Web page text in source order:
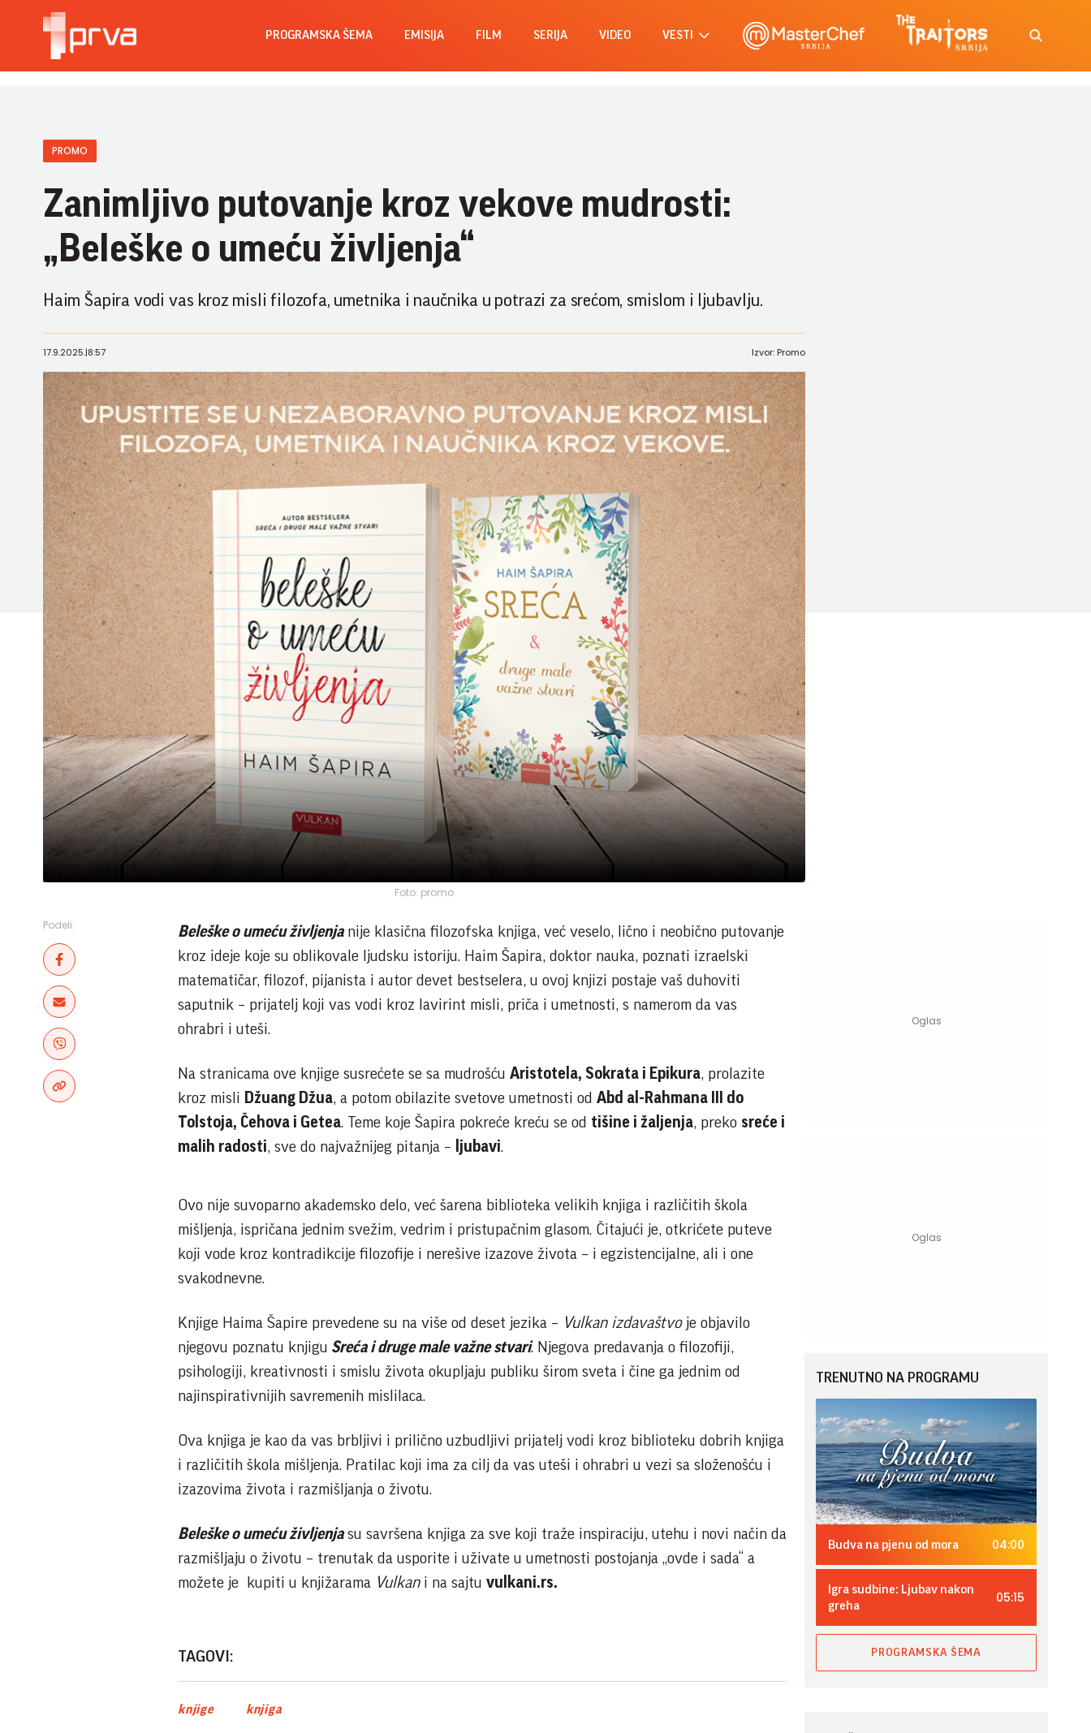
PROGRAMSKA ŠEMA EMISIJA FILM SERIJA VIDEO VESTI
PROMO
Zanimljivo putovanje kroz vekove mudrosti:
„Beleške o umeću življenja“
Haim Šapira vodi vas kroz misli filozofa, umetnika i naučnika u potrazi za srećom, smislom i ljubavlju.
Foto: promo
17.9.2025.|8:57 Izvor: Promo
Podeli: Beleške o umeću življenjanije klasična filozofska knjiga, već veselo, lično i neobično putovanje
kroz ideje koje su oblikovale ljudsku istoriju. Haim Šapira, doktor nauka, poznati izraelski
matematičar, filozof, pijanista i autor devet bestselera, u ovoj knjizi postaje vaš duhoviti
saputnik – prijatelj koji vas vodi kroz lavirint misli, priča i umetnosti, s namerom da vas
ohrabri i uteši.
Na stranicama ove knjige susrećete se sa mudrošću Aristotela, Sokrata i Epikura, prolazite
kroz misli Džuang Džua, a potom obilazite svetove umetnosti od Abd al-Rahmana III do
Tolstoja, Čehova i Getea. Teme koje Šapira pokreće kreću se od tišine i žaljenja, preko sreće i
malih radosti, sve do najvažnijeg pitanja – ljubavi.
Ovo nije suvoparno akademsko delo, već šarena biblioteka velikih knjiga i različitih škola
mišljenja, ispričana jednim svežim, vedrim i pristupačnim glasom. Čitajući je, otkrićete puteve
koji vode kroz kontradikcije filozofije i nerešive izazove života – i egzistencijalne, ali i one
svakodnevne.
Knjige Haima Šapire prevedene su na više od deset jezika – Vulkan izdavaštvoje objavilo
njegovu poznatu knjigu Sreća i druge male važne stvari. Njegova predavanja o filozofiji,
psihologiji, kreativnosti i smislu života okupljaju publiku širom sveta i čine ga jednim od
najinspirativnijih savremenih mislilaca.
Ova knjiga je kao da vas brbljivi i prilično uzbudljivi prijatelj vodi kroz biblioteku dobrih knjiga
i različitih škola mišljenja. Pratilac koji ima za cilj da vas uteši i ohrabri u vezi sa složenošću i
izazovima života i razmišljanja o životu.
Beleške o umeću življenjasu savršena knjiga za sve koji traže inspiraciju, utehu i novi način da
razmišljaju o životu – trenutak da usporite i uživate u umetnosti postojanja „ovde i sada“ a
možete je kupiti u knjižarama Vulkani na sajtu vulkani.rs.
TAGOVI:
knjige knjiga
TRENUTNO NA PROGRAMU
Budva na pjenu od mora 04:00
Igra sudbine: Ljubav nakon
greha
05:15
PROGRAMSKA ŠEMA